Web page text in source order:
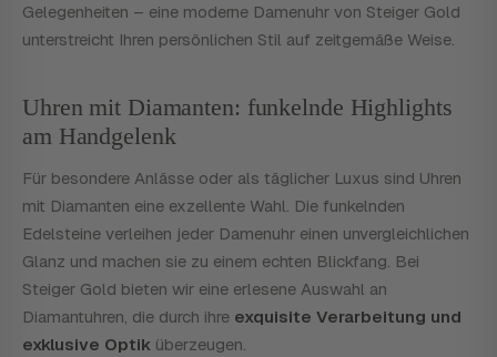
Gelegenheiten – eine moderne Damenuhr von Steiger Gold
unterstreicht Ihren persönlichen Stil auf zeitgemäße Weise.
Uhren mit Diamanten: funkelnde Highlights
am Handgelenk
Für besondere Anlässe oder als täglicher Luxus sind Uhren
mit Diamanten eine exzellente Wahl. Die funkelnden
Edelsteine verleihen jeder Damenuhr einen unvergleichlichen
Glanz und machen sie zu einem echten Blickfang. Bei
Steiger Gold bieten wir eine erlesene Auswahl an
Diamantuhren, die durch ihre exquisite Verarbeitung und
exklusive Optik überzeugen.